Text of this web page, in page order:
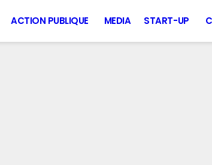
ACTION PUBLIQUE MEDIA START-UP